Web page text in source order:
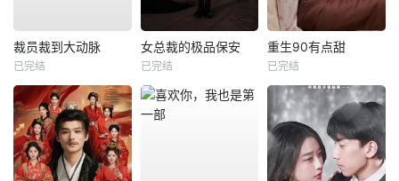
裁员裁到大动脉
已完结
女总裁的极品保安
已完结
重生90有点甜
已完结